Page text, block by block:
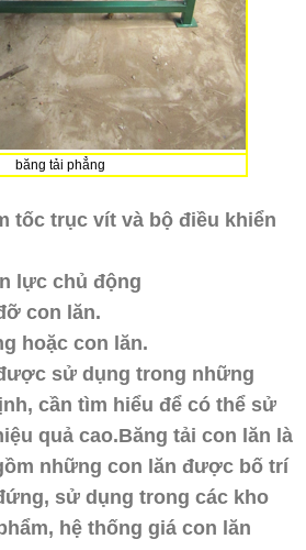
băng tải phẳng
tốc trục vít và bộ điều khiển
lực chủ động
con lăn.
hoặc con lăn.
sử dụng trong những
cần tìm hiểu để có thể sử
quả cao.Băng tải con lăn là
những con lăn được bố trí
sử dụng trong các kho
hệ thống giá con lăn